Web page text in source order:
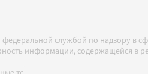
службой по надзору в
информации, содержащейся